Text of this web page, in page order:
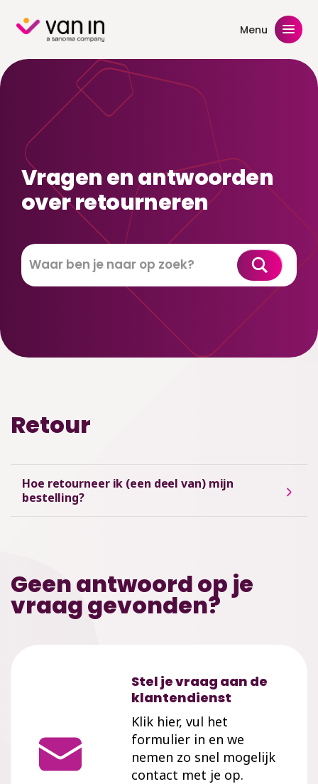
content Menu
Vragen en antwoorden
over retourneren
Zoeken
Retour
Hoe retourneer ik (een deel van) mijn
bestelling?
Geen antwoord op je
vraag gevonden?
Stel je vraag aan de
klantendienst
Klik hier, vul het
formulier in en we
nemen zo snel mogelijk
contact met je op.